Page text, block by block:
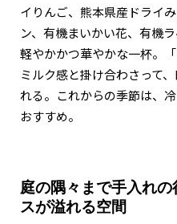
イりんご、熊本県産ドライ
ン、有機まいかい花、有機
軽やかかつ華やかな一杯。
ミルク感と掛け合わさって
れる。これからの季節は、
おすすめ。
庭の隅々まで手入れ
スが溢れる空間